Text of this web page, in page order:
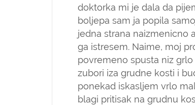
doktorka mi je dala da
boljepa sam ja popila
jedna strana naizmenicno
ga istresem. Naime, moj
povremeno spusta niz
zubori iza grudne kosti i
ponekad iskasljem vrlo
blagi pritisak na grudnu